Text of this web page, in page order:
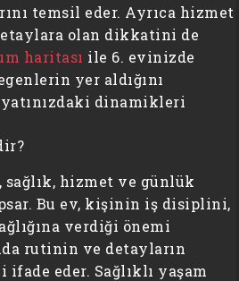
temsil eder. Ayrıca hizmet
olan dikkatini de
haritası ile 6. evinizde
yer aldığını
dinamikleri
sağlık, hizmet ve günlük
Bu ev, kişinin iş disiplini,
verdiği önemi
rutinin ve detayların
eder. Sağlıklı yaşam